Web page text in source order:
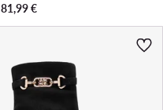
81,99€